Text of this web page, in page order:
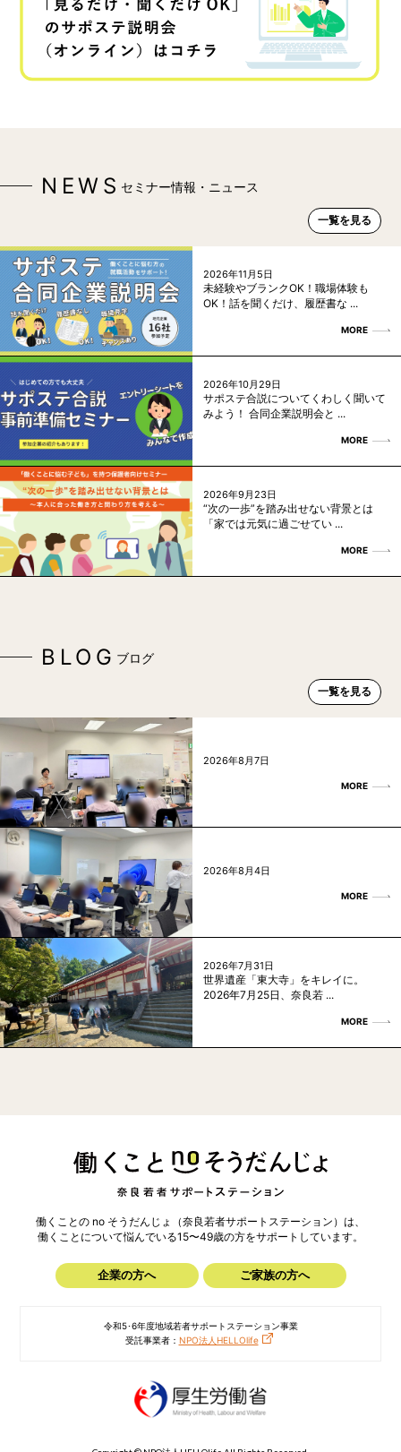
NEWS セミナー情報・ニュース
一覧を見る
2026年11月5日
未経験やブランクOK！職場体験も
OK！話を聞くだけ、履歴書な ...
MORE
2026年10月29日
サポステ合説についてくわしく聞いて
みよう！ 合同企業説明会と ...
MORE
2026年9月23日
“次の一歩”を踏み出せない背景とは
「家では元気に過ごせてい ...
MORE
BLOG ブログ
一覧を見る
2026年8月7日
MORE
2026年8月4日
MORE
2026年7月31日
世界遺産「東大寺」をキレイに。
2026年7月25日、奈良若 ...
MORE
働くことの no そうだんじょ（奈良若者サポートステーション）は、
働くことについて悩んでいる15〜49歳の方をサポートしています。
企業の方へ ご家族の方へ
令和5･6年度地域若者サポートステーション事業
受託事業者： NPO法人HELLOlife